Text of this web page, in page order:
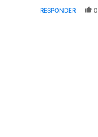
RESPONDER 0